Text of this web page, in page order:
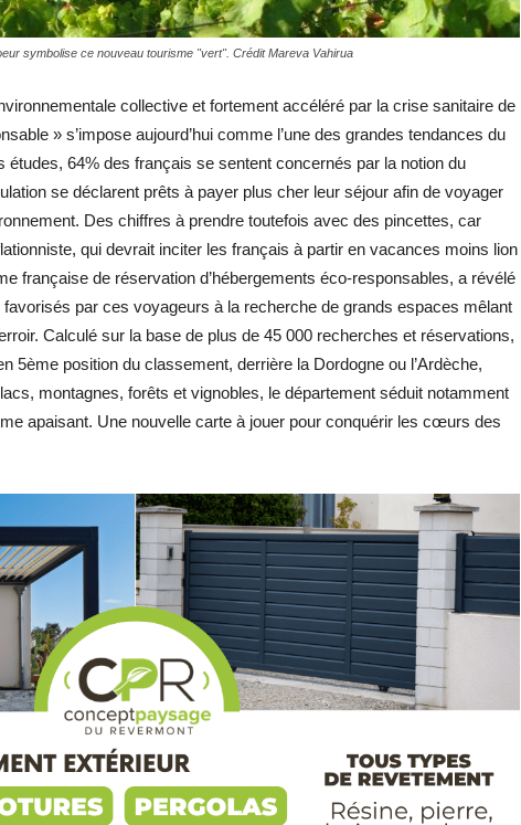
Hebdo39
symbolise ce nouveau tourisme "vert". Crédit Mareva Vahirua
collective et fortement accéléré par la crise sanitaire de
» s’impose aujourd’hui comme l’une des grandes tendances du
études, 64% des français se sentent concernés par la notion du
se déclarent prêts à payer plus cher leur séjour afin de voyager
Des chiffres à prendre toutefois avec des pincettes, car
qui devrait inciter les français à partir en vacances moins lion
française de réservation d’hébergements éco-responsables, a révélé
par ces voyageurs à la recherche de grands espaces mêlant
Calculé sur la base de plus de 45 000 recherches et réservations,
5ème position du classement, derrière la Dordogne ou l’Ardèche,
montagnes, forêts et vignobles, le département séduit notamment
apaisant. Une nouvelle carte à jouer pour conquérir les cœurs des